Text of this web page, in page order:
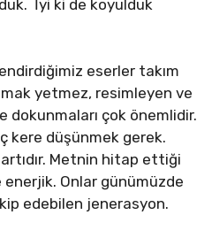
İyi ki de koyulduk
eserler takım
yetmez, resimleyen ve
dokunmaları çok önemlidir.
kere düşünmek gerek.
Metnin hitap ettiği
enerjik. Onlar günümüzde
edebilen jenerasyon.